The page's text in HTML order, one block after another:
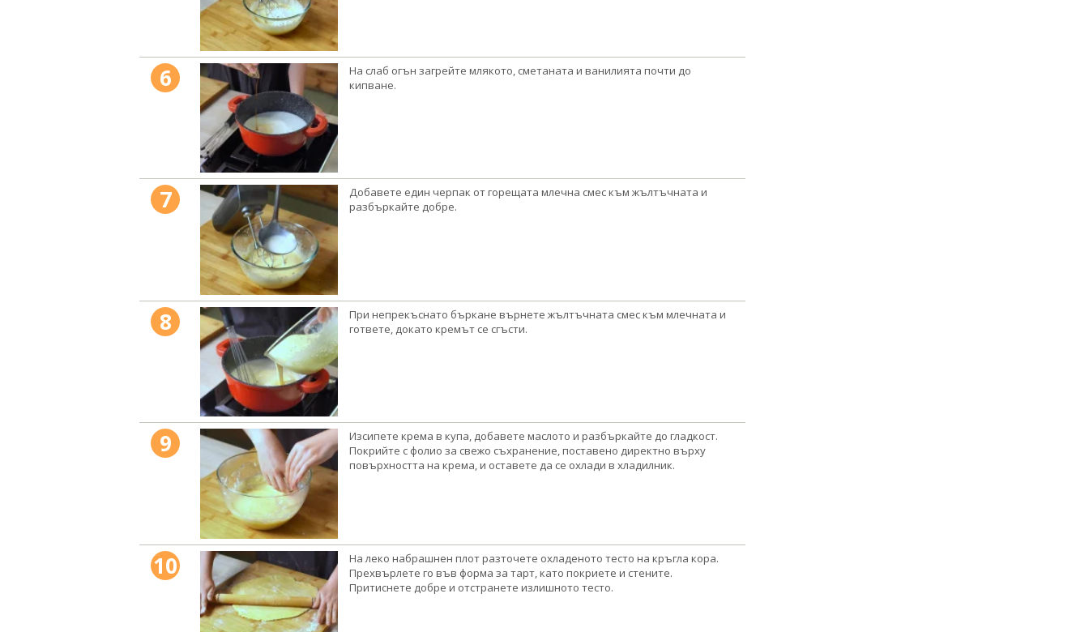
6
На слаб огън загрейте млякото, сметаната и ванилията почти до
кипване.
7
Добавете един черпак от горещата млечна смес към жълтъчната и
разбъркайте добре.
8
При непрекъснато бъркане върнете жълтъчната смес към млечната и
гответе, докато кремът се сгъсти.
9
Изсипете крема в купа, добавете маслото и разбъркайте до гладкост.
Покрийте с фолио за свежо съхранение, поставено директно върху
повърхността на крема, и оставете да се охлади в хладилник.
10
На леко набрашнен плот разточете охладеното тесто на кръгла кора.
Прехвърлете го във форма за тарт, като покриете и стените.
Притиснете добре и отстранете излишното тесто.